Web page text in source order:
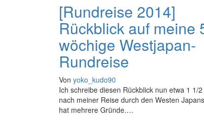
[Rundreise 2014]
Rückblick auf meine
wöchige Westjapan-
Rundreise
Von yoko_kudo90
Ich schreibe diesen Rückblick nun etwa 1 1/
nach meiner Reise durch den Westen
hat mehrere Gründe.…